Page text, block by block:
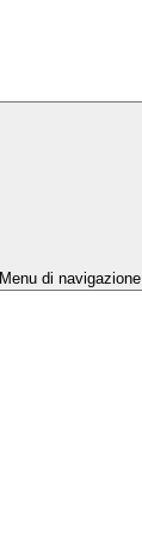
Menu di navigazione